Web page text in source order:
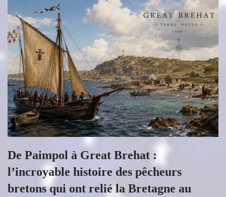
De Paimpol à Great Brehat :
l’incroyable histoire des pêcheurs
bretons qui ont relié la Bretagne au